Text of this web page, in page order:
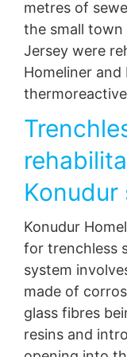
metres of
the small
Jersey were
Homeliner and
Konudur
Konudur
for trenchless
system
made of
glass fibres
resins and
obavješten o
Ako ste prijavljeni
omogućava da
pretraživanja sa
spriječite tako što
YouTube se
1 (f) GDPR. Više
podacima
YouTube-a pod
https://
Opoziv vaše
Neke operacije
vašu izričitu
saglasnost u bilo
budućnosti.
ovakav zahtev.
primimo vaš
zakonu.
Pravo da se